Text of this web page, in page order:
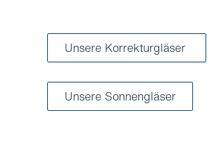
Unsere Korrekturgläser
Unsere Sonnengläser